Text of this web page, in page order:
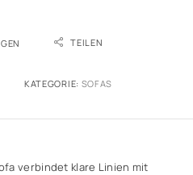
TEILEN
KATEGORIE: SOFAS
verbindet klare Linien mit